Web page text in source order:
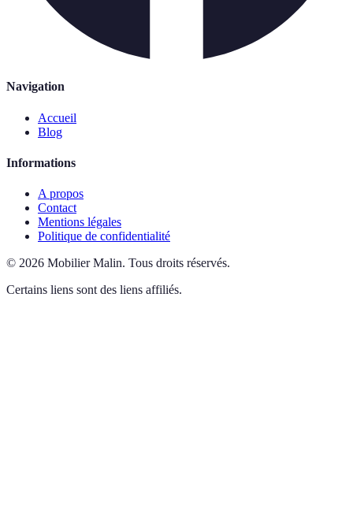
Navigation
Accueil
Blog
Informations
A propos
Contact
Mentions légales
Politique de confidentialité
© 2026 Mobilier Malin. Tous droits réservés.
Certains liens sont des liens affiliés.